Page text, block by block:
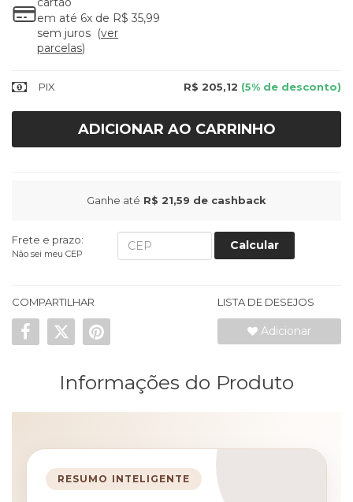
em até 6x de R$ 35,99
sem juros
ver
parcelas
PIX R$ 205,12 (5% de desconto)
ADICIONAR AO CARRINHO
Ganhe até R$ 21,59 de cashback
Frete e prazo:
Não sei meu CEP
Calcular
COMPARTILHAR LISTA DE DESEJOS
Adicionar
Informações do Produto
RESUMO INTELIGENTE